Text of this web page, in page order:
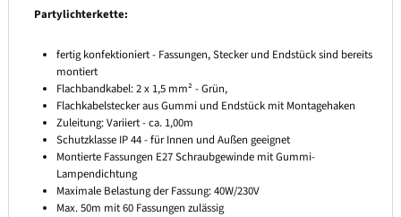
Partylichterkette:
fertig konfektioniert - Fassungen, Stecker und Endstück sind bereits
montiert
Flachbandkabel: 2 x 1,5 mm² - Grün,
Flachkabelstecker aus Gummi und Endstück mit Montagehaken
Zuleitung: Variiert - ca. 1,00m
Schutzklasse IP 44 - für Innen und Außen geeignet
Montierte Fassungen E27 Schraubgewinde mit Gummi-
Lampendichtung
Maximale Belastung der Fassung: 40W/230V
Max. 50m mit 60 Fassungen zulässig